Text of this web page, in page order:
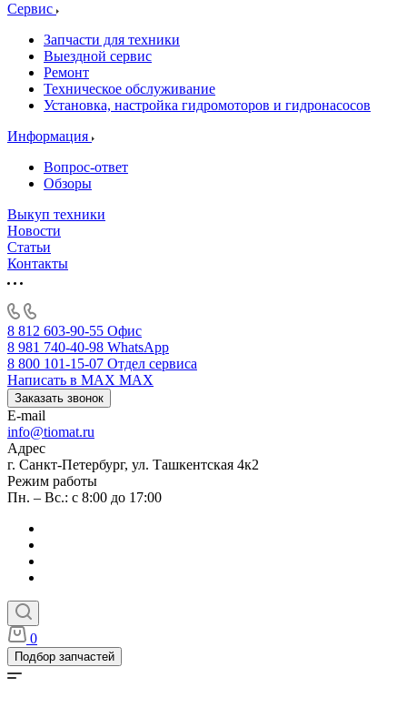
Сервис
Запчасти для техники
Выездной сервис
Ремонт
Техническое обслуживание
Установка, настройка гидромоторов и гидронасосов
Информация
Вопрос-ответ
Обзоры
Выкуп техники
Новости
Статьи
Контакты
8 812 603-90-55 Офис
8 981 740-40-98 WhatsApp
8 800 101-15-07 Отдел сервиса
Написать в MAX MAX
Заказать звонок
E-mail
info@tiomat.ru
Адрес
г. Санкт-Петербург, ул. Ташкентская 4к2
Режим работы
Пн. – Вс.: с 8:00 до 17:00
0
Подбор запчастей